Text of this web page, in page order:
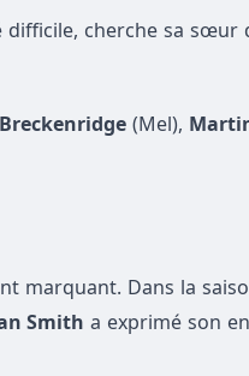
cherche sa sœur
(Mel),
marquant. Dans la
Smith a exprimé son